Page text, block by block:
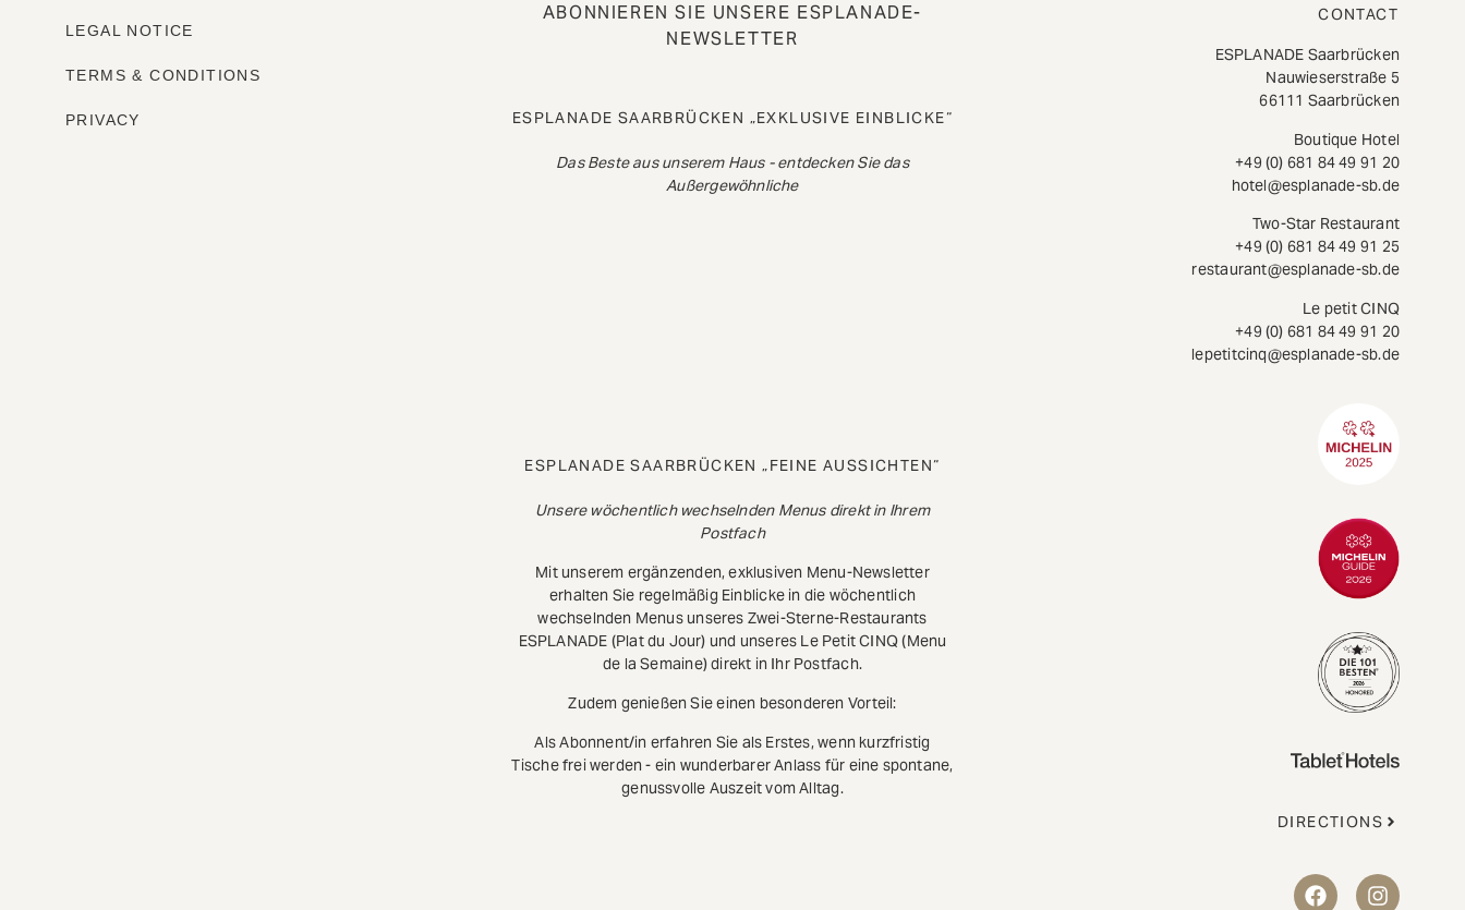
LEGAL NOTICE
TERMS & CONDITIONS
PRIVACY
ABONNIEREN SIE UNSERE ESPLANADE-
NEWSLETTER
ESPLANADE SAARBRÜCKEN „EXKLUSIVE EINBLICKE“
Das Beste aus unserem Haus - entdecken Sie das
Außergewöhnliche
ESPLANADE SAARBRÜCKEN „FEINE AUSSICHTEN“
Unsere wöchentlich wechselnden Menus direkt in Ihrem
Postfach
Mit unserem ergänzenden, exklusiven Menu-Newsletter
erhalten Sie regelmäßig Einblicke in die wöchentlich
wechselnden Menus unseres Zwei-Sterne-Restaurants
ESPLANADE (Plat du Jour) und unseres Le Petit CINQ (Menu
de la Semaine) direkt in Ihr Postfach.
Zudem genießen Sie einen besonderen Vorteil:
Als Abonnent/in erfahren Sie als Erstes, wenn kurzfristig
Tische frei werden - ein wunderbarer Anlass für eine spontane,
genussvolle Auszeit vom Alltag.
CONTACT
ESPLANADE Saarbrücken
Nauwieserstraße 5
66111 Saarbrücken
Boutique Hotel
+49 (0) 681 84 49 91 20
hotel@esplanade-sb.de
Two-Star Restaurant
+49 (0) 681 84 49 91 25
restaurant@esplanade-sb.de
Le petit CINQ
+49 (0) 681 84 49 91 20
lepetitcinq@esplanade-sb.de
DIRECTIONS